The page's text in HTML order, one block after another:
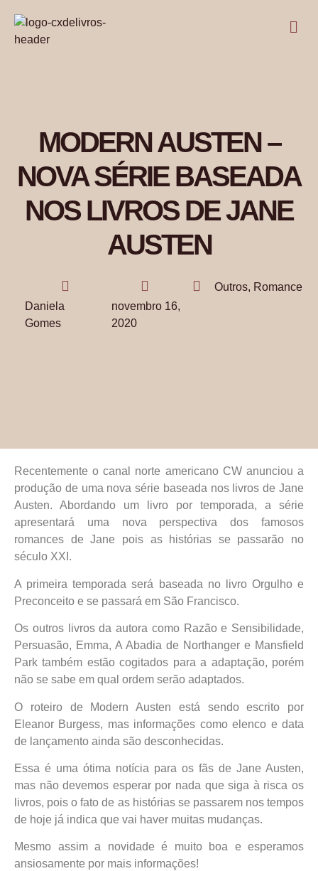
MODERN AUSTEN –
NOVA SÉRIE BASEADA
NOS LIVROS DE JANE
AUSTEN
Daniela
Gomes
novembro 16,
2020
Outros, Romance
Recentemente o canal norte americano CW anunciou a
produção de uma nova série baseada nos livros de Jane
Austen. Abordando um livro por temporada, a série
apresentará uma nova perspectiva dos famosos
romances de Jane pois as histórias se passarão no
século XXI.
A primeira temporada será baseada no livro Orgulho e
Preconceito e se passará em São Francisco.
Os outros livros da autora como Razão e Sensibilidade,
Persuasão, Emma, A Abadia de Northanger e Mansfield
Park também estão cogitados para a adaptação, porém
não se sabe em qual ordem serão adaptados.
O roteiro de Modern Austen está sendo escrito por
Eleanor Burgess, mas informações como elenco e data
de lançamento ainda são desconhecidas.
Essa é uma ótima notícia para os fãs de Jane Austen,
mas não devemos esperar por nada que siga à risca os
livros, pois o fato de as histórias se passarem nos tempos
de hoje já indica que vai haver muitas mudanças.
Mesmo assim a novidade é muito boa e esperamos
ansiosamente por mais informações!